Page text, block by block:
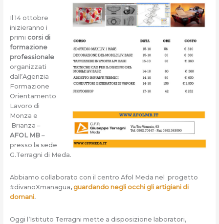
Il 14 ottobre
inizieranno i
primi corsi di
formazione
professionale
organizzati
dall’Agenzia
Formazione
Orientamento
Lavoro di
Monza e
Brianza –
AFOL MB–
presso la sede
G.Terragni di Meda.
Abbiamo collaborato con il centro Afol Meda nel progetto
#divanoXmanagua, guardando negli occhi gli artigiani di
domani.
Oggi l’Istituto Terragni mette a disposizione laboratori,